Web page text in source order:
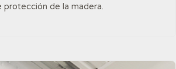
protección de la madera.